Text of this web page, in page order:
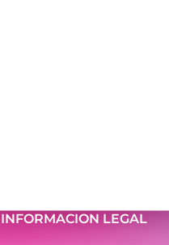
INFORMACION LEGAL